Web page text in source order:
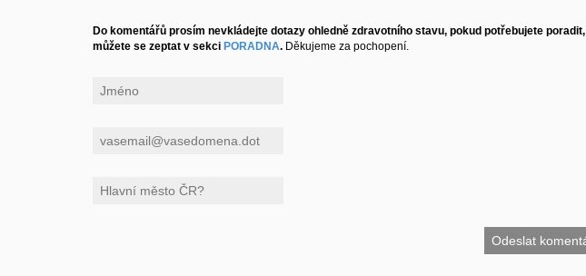
Do komentářů prosím nevkládejte dotazy ohledně zdravotního stavu, pokud potřebujete poradit,
můžete se zeptat v sekci PORADNA. Děkujeme za pochopení.